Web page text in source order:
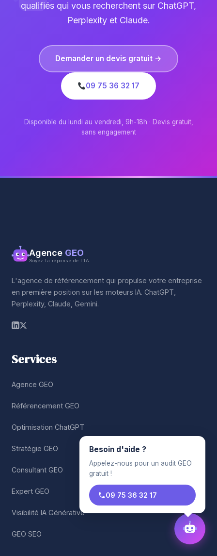
qualifiés qui vous recherchent sur ChatGPT,
Perplexity et Claude.
Demander un devis gratuit →
09 75 36 32 17
Disponible du lundi au vendredi, 9h-18h · Devis gratuit,
sans engagement
Agence GEO
Soyez la réponse de l'IA
L'agence de référencement qui propulse votre entreprise
en première position sur les moteurs IA. ChatGPT,
Perplexity, Claude, Gemini.
Services
Agence GEO
Référencement GEO
Optimisation ChatGPT
Stratégie GEO
Consultant GEO
Expert GEO
Visibilité IA Générative
GEO SEO
Besoin d'aide ?
Appelez-nous pour un audit GEO
gratuit !
09 75 36 32 17